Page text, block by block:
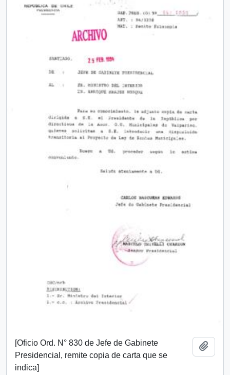
[Oficio Ord. N° 830 de Jefe de Gabinete
Presidencial, remite copia de carta que se
indica]